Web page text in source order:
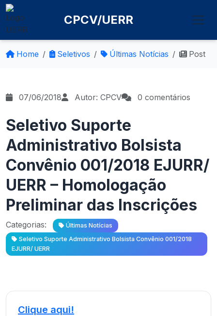
CPCV/UERR
Home Seletivos Últimas Notícias Post
07/06/2018 Autor: CPCV 0 comentários
Seletivo Suporte
Administrativo Bolsista
Convênio 001/2018 EJURR/
UERR – Homologação
Preliminar das Inscrições
Categorias:
Últimas Notícias
Seletivo Suporte Administrativo Bolsista Convênio 001/2018
EJURR/ UERR
Clique aqui!